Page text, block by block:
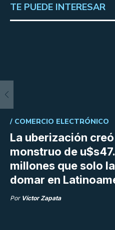
TE PUEDE INTERESAR
La uberización
monstruo de
millones que solo
domar en
/ COMERCIO ELECTRÓNICO
Por Víctor Zapata